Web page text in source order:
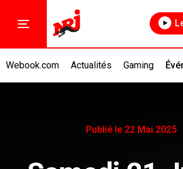
Webook.com Actualités Gaming
Publié le 22 Mai 2025